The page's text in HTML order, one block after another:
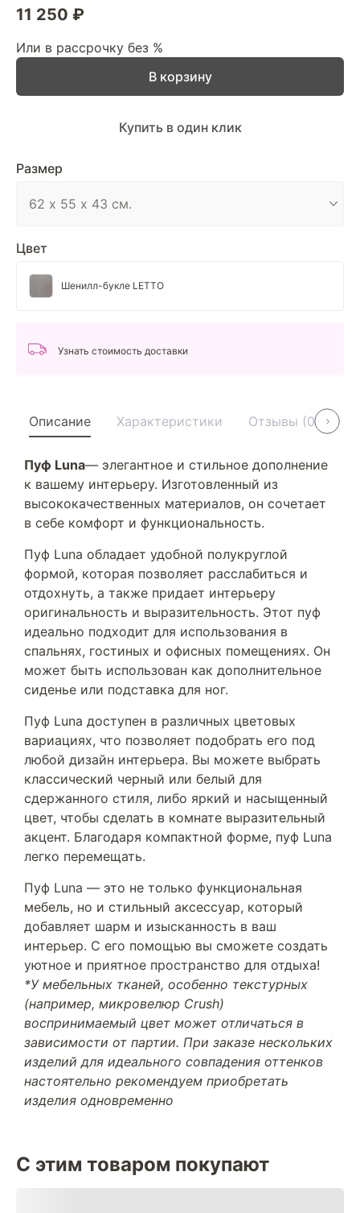
11 250 ₽
Или в рассрочку без %
Размер
Цвет
Шенилл-букле LETTO
В корзину
Купить в один клик
Узнать стоимость доставки
Описание Характеристики Отзывы (0)
Пуф Luna— элегантное и стильное дополнение
к вашему интерьеру. Изготовленный из
высококачественных материалов, он сочетает
в себе комфорт и функциональность.
Пуф Luna обладает удобной полукруглой
формой, которая позволяет расслабиться и
отдохнуть, а также придает интерьеру
оригинальность и выразительность. Этот пуф
идеально подходит для использования в
спальнях, гостиных и офисных помещениях. Он
может быть использован как дополнительное
сиденье или подставка для ног.
Пуф Luna доступен в различных цветовых
вариациях, что позволяет подобрать его под
любой дизайн интерьера. Вы можете выбрать
классический черный или белый для
сдержанного стиля, либо яркий и насыщенный
цвет, чтобы сделать в комнате выразительный
акцент. Благодаря компактной форме, пуф Luna
легко перемещать.
Пуф Luna — это не только функциональная
мебель, но и стильный аксессуар, который
добавляет шарм и изысканность в ваш
интерьер. С его помощью вы сможете создать
уютное и приятное пространство для отдыха!
*У мебельных тканей, особенно текстурных
(например, микровелюр Crush)
воспринимаемый цвет может отличаться в
зависимости от партии. При заказе нескольких
изделий для идеального совпадения оттенков
настоятельно рекомендуем приобретать
изделия одновременно
С этим товаром покупают